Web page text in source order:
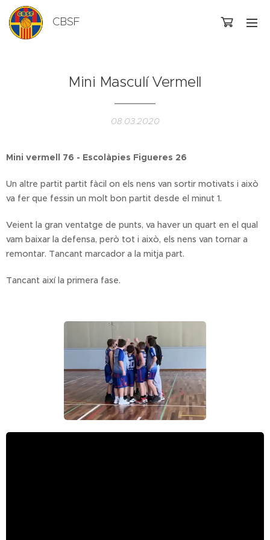
CBSF
Mini Masculí Vermell
08.03.2020
Mini vermell 76 - Escolàpies Figueres 26
Un altre partit partit fàcil on els nens van sortir motivats i això
va fer que fessin un molt bon partit desde el minut 1.
Veient la gran ventatge de punts, va haver un quart en el qual
vam baixar la defensa, però tot i això, els nens van tornar a
remontar. Tancant marcador a la mitja part.
Tancant així la primera fase.